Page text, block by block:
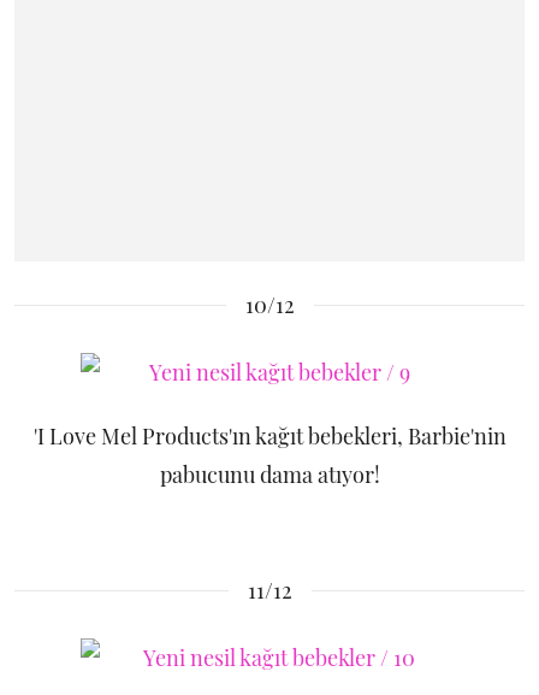
10/12
'I Love Mel Products'ın kağıt bebekleri, Barbie'nin
pabucunu dama atıyor!
11/12